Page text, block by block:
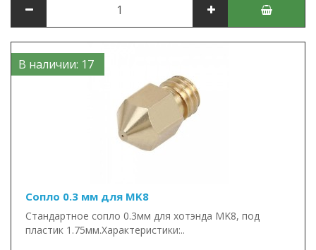
В наличии: 17
Сопло 0.3 мм для MK8
Стандартное сопло 0.3мм для хотэнда MK8, под
пластик 1.75мм.Характеристики:..